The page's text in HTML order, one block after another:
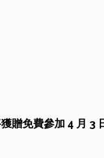
贈免費參加 4 月 3